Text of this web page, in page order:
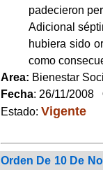
padecieron
Adicional
hubiera sido
como
Area: Bienestar
Fecha: 26/11/2008
Estado: Vigente
Orden De 10 De